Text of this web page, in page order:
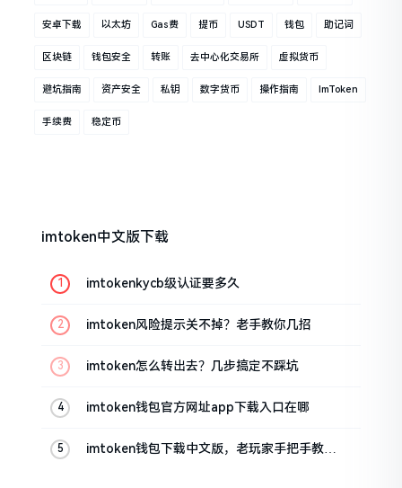
安卓下载 以太坊 Gas费 提币 USDT 钱包 助记词
区块链 钱包安全 转账 去中心化交易所 虚拟货币
避坑指南 资产安全 私钥 数字货币 操作指南 ImToken
手续费 稳定币
imtoken中文版下载
imtokenkycb级认证要多久
imtoken风险提示关不掉？老手教你几招
imtoken怎么转出去？几步搞定不踩坑
imtoken钱包官方网址app下载入口在哪
imtoken钱包下载中文版，老玩家手把手教你